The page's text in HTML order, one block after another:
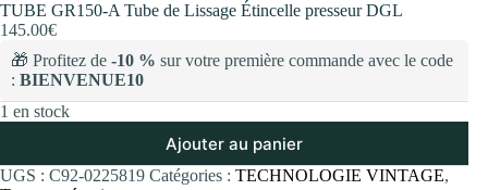
TUBE GR150-A Tube de Lissage Étincelle presseur DGL
145.00€
🎁 Profitez de -10 % sur votre première commande avec le code
: BIENVENUE10
1 en stock
Ajouter au panier
UGS : C92-0225819 Catégories : TECHNOLOGIE VINTAGE,